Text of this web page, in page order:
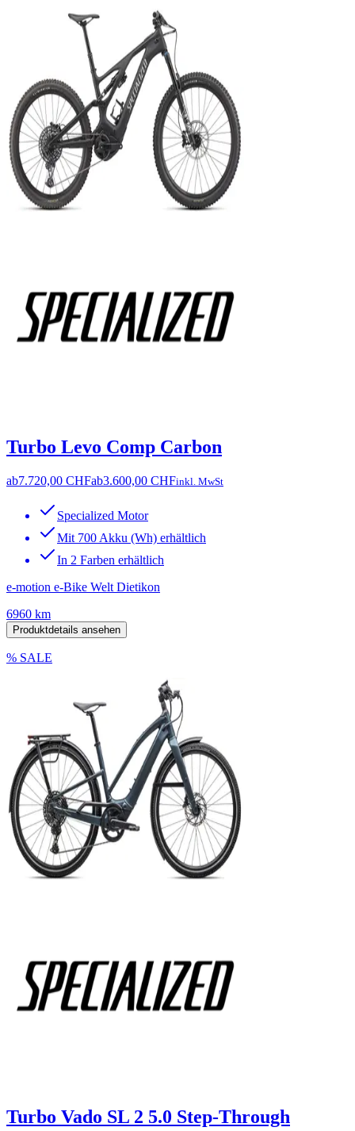
Turbo Levo Comp Carbon
ab7.720,00 CHFab3.600,00 CHFinkl. MwSt
Specialized Motor
Mit 700 Akku (Wh) erhältlich
In 2 Farben erhältlich
e-motion e-Bike Welt Dietikon
6960 km
Produktdetails ansehen
% SALE
Turbo Vado SL 2 5.0 Step-Through